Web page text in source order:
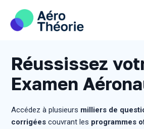
content
Réussissez
Examen
Accédez à plusieurs milliers de
corrigées couvrant les programmes